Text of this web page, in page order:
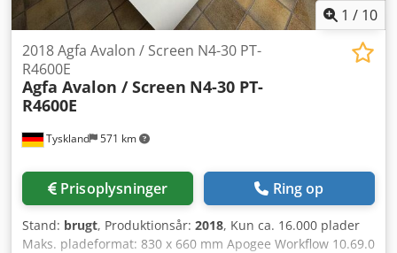
1 / 10
Tyskland 571 km
2018 Agfa Avalon / Screen N4-30 PT-
R4600E
Agfa Avalon / Screen N4-30 PT-
R4600E
Prisoplysninger Ring op
Stand: brugt, Produktionsår: 2018, Kun ca. 16.000 plader
Maks. pladeformat: 830 x 660 mm Apogee Workflow 10.69.0